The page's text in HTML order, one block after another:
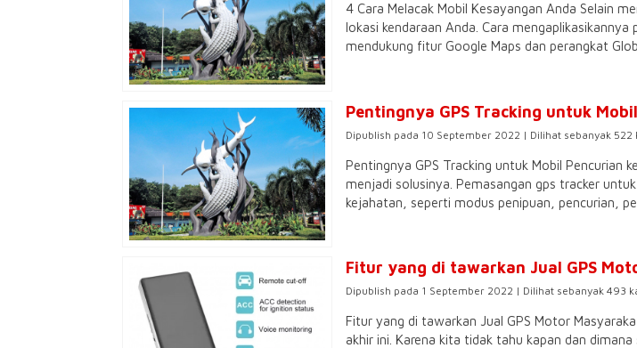
4 Cara Melacak Mobil Kesayangan Anda Selain
lokasi kendaraan Anda. Cara
mendukung fitur Google Maps dan perangkat
Pentingnya GPS Tracking untuk Mobil
Dipublish pada 10 September 2022 | Dilihat sebanyak
Pentingnya GPS Tracking untuk Mobil Pencurian
menjadi solusinya. Pemasangan gps tracker
kejahatan, seperti modus penipuan, pencurian,
Fitur yang di tawarkan Jual GPS
Dipublish pada 1 September 2022 | Dilihat sebanyak 493
Fitur yang di tawarkan Jual GPS Motor
akhir ini. Karena kita tidak tahu kapan dan